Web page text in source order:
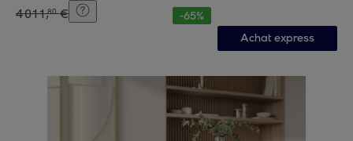
4011,80 € -65%
Achat express